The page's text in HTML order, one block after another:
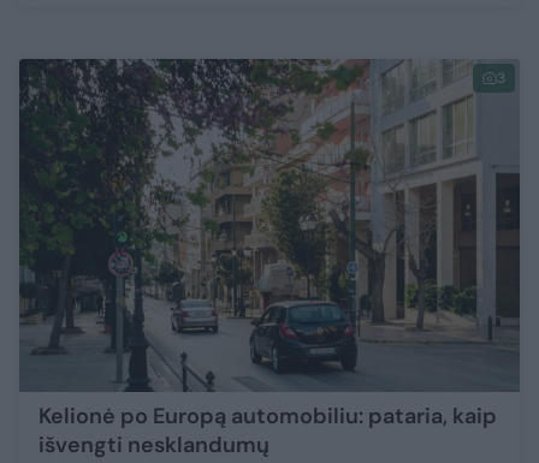
3
Kelionė po Europą automobiliu: pataria, kaip
išvengti nesklandumų